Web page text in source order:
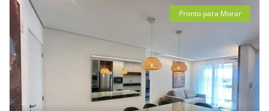
Pronto para Morar